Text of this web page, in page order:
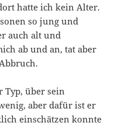
hatte ich kein Alter.
so jung und
auch alt und
ab und an, tat aber
Typ, über sein
aber dafür ist er
einschätzen konnte